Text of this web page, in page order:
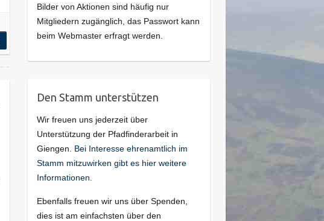
Bilder von Aktionen sind häufig nur
Mitgliedern zugänglich, das Passwort kann
beim Webmaster erfragt werden.
Den Stamm unterstützen
Wir freuen uns jederzeit über
Unterstützung der Pfadfinderarbeit in
Giengen. Bei Interesse ehrenamtlich im
Stamm mitzuwirken gibt es hier weitere
Informationen.
Ebenfalls freuen wir uns über Spenden,
dies ist am einfachsten über den